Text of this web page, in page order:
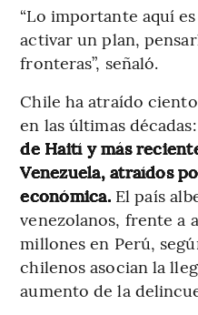
“Lo importante aquí
activar un plan,
fronteras”, señaló.
Chile ha atraído
en las últimas décadas:
de Haití y más
Venezuela, atraídos
económica. El país
venezolanos, frente a
millones en Perú,
chilenos asocian la
aumento de la